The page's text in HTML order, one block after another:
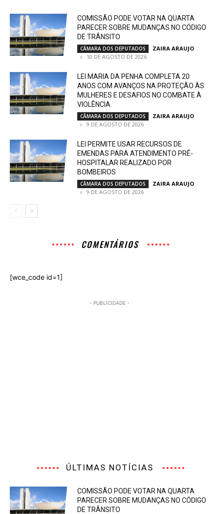
COMISSÃO PODE VOTAR NA QUARTA
PARECER SOBRE MUDANÇAS NO CÓDIGO
DE TRÂNSITO
CÂMARA DOS DEPUTADOS ZAIRA ARAUJO -
10 DE AGOSTO DE 2026
LEI MARIA DA PENHA COMPLETA 20
ANOS COM AVANÇOS NA PROTEÇÃO ÀS
MULHERES E DESAFIOS NO COMBATE À
VIOLÊNCIA
CÂMARA DOS DEPUTADOS ZAIRA ARAUJO -
9 DE AGOSTO DE 2026
LEI PERMITE USAR RECURSOS DE
EMENDAS PARA ATENDIMENTO PRÉ-
HOSPITALAR REALIZADO POR
BOMBEIROS
CÂMARA DOS DEPUTADOS ZAIRA ARAUJO -
9 DE AGOSTO DE 2026
COMENTÁRIOS
[wce_code id=1]
- PUBLICIDADE -
ÚLTIMAS NOTÍCIAS
COMISSÃO PODE VOTAR NA QUARTA
PARECER SOBRE MUDANÇAS NO CÓDIGO
DE TRÂNSITO